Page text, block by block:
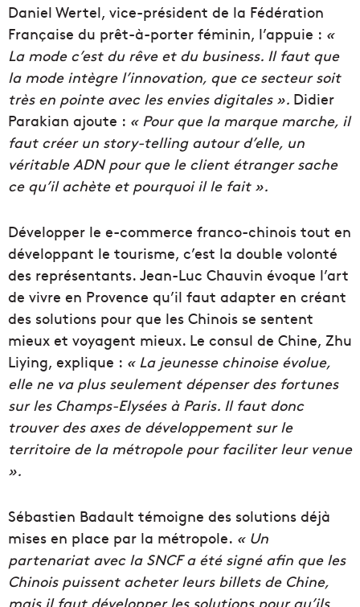
Daniel Wertel, vice-président de la Fédération
Française du prêt-à-porter féminin, l’appuie : «
Lamode c’est du rêve et du business. Il faut que
la mode intègre l’innovation, que ce secteur soit
très en pointe avec les envies digitales ». Didier
Parakian ajoute : « Pour que la marque marche, il
faut créer un story-telling autour d’elle, un
véritable ADN pour que le client étranger sache
ce qu’il achète et pourquoi il le fait ».
Développer le e-commerce franco-chinois tout en
développant le tourisme, c’est la double volonté
des représentants. Jean-Luc Chauvin évoque l’art
de vivre en Provence qu’il faut adapter en créant
des solutions pour que les Chinois se sentent
mieux et voyagent mieux. Le consul de Chine, Zhu
Liying, explique : « La jeunesse chinoise évolue,
elle ne va plus seulement dépenser des fortunes
sur les Champs-Elysées à Paris. Il faut donc
trouver des axes de développement sur le
territoire de la métropole pour faciliter leur venue
».
Sébastien Badault témoigne des solutions déjà
mises en place par la métropole. « Un
partenariat avec la SNCF a été signé afin que les
Chinois puissent acheter leurs billets de Chine,
mais il faut développer les solutions pour qu’ils